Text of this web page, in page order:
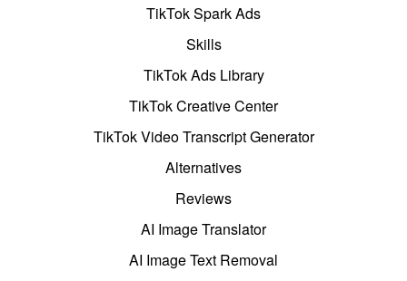
TikTok Spark Ads
Skills
TikTok Ads Library
TikTok Creative Center
TikTok Video Transcript Generator
Alternatives
Reviews
AI Image Translator
AI Image Text Removal